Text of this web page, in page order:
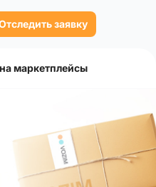
заявку
маркетплейсы